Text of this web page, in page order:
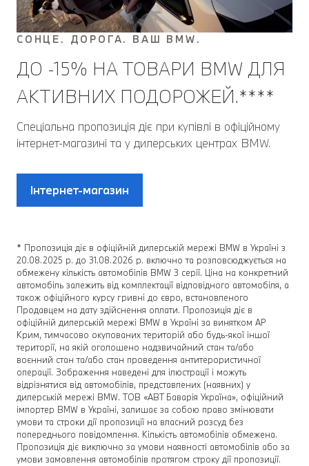
СОНЦЕ. ДОРОГА. ВАШ BMW.
ДО -15% НА ТОВАРИ BMW ДЛЯ
АКТИВНИХ ПОДОРОЖЕЙ.****
Спеціальна пропозиція діє при купівлі в офіційному
інтернет-магазині та у дилерських центрах BMW.
Інтернет-магазин
* Пропозиція діє в офіційній дилерській мережі BMW в Україні з
20.08.2025 р. до 31.08.2026 р. включно та розповсюджується на
обмежену кількість автомобілів BMW 3 серії. Ціна на конкретний
автомобіль залежить від комплектації відповідного автомобіля, а
також офіційного курсу гривні до євро, встановленого
Продавцем на дату здійснення оплати. Пропозиція діє в
офіційній дилерській мережі BMW в Україні за винятком АР
Крим, тимчасово окупованих територій або будь-якої іншої
території, на якій оголошено надзвичайний стан та/або
воєнний стан та/або стан проведення антитерористичної
операції. Зображення наведені для ілюстрації і можуть
відрізнятися від автомобілів, представлених (наявних) у
дилерській мережі BMW. ТОВ «АВТ Баварія Україна», офіційний
імпортер BMW в Україні, залишає за собою право змінювати
умови та строки дії пропозиції на власний розсуд без
попереднього повідомлення. Кількість автомобілів обмежена.
Пропозиція діє виключно за умови наявності автомобілів або за
умови замовлення автомобілів протягом строку дії пропозиції.